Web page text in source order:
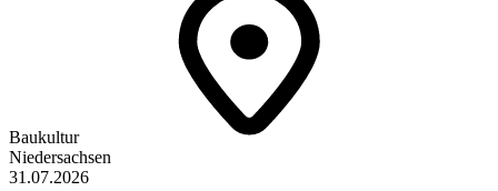
Baukultur
Niedersachsen
31.07.2026